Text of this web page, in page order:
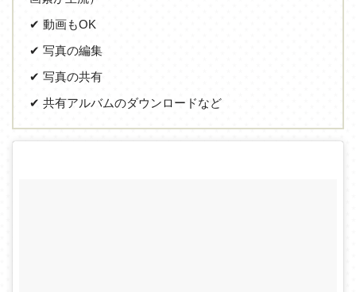
✔ 動画もOK
✔ 写真の編集
✔ 写真の共有
✔ 共有アルバムのダウンロードなど